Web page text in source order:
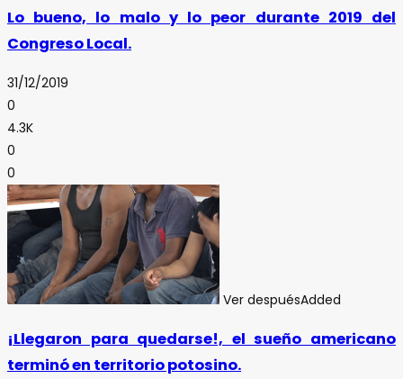
Lo bueno, lo malo y lo peor durante 2019 del
Congreso Local.
31/12/2019
0
4.3K
0
0
Ver despuésAdded
¡Llegaron para quedarse!, el sueño americano
terminó en territorio potosino.